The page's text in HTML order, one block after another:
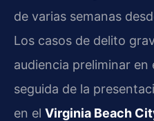
de varias semanas
Los casos de delito
audiencia preliminar
seguida de la
en el Virginia Beach